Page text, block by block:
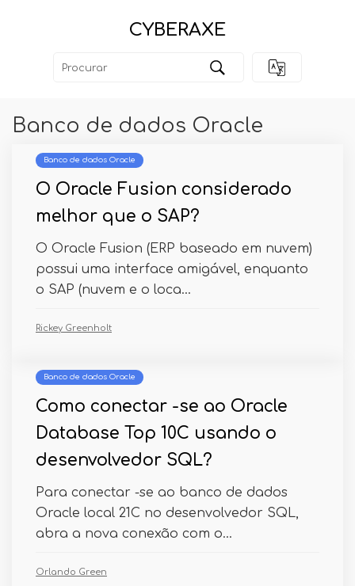
CYBERAXE
Banco de dados Oracle
Banco de dados Oracle
O Oracle Fusion considerado
melhor que o SAP?
O Oracle Fusion (ERP baseado em nuvem)
possui uma interface amigável, enquanto
o SAP (nuvem e o loca...
Rickey Greenholt
Banco de dados Oracle
Como conectar -se ao Oracle
Database Top 10C usando o
desenvolvedor SQL?
Para conectar -se ao banco de dados
Oracle local 21C no desenvolvedor SQL,
abra a nova conexão com o...
Orlando Green